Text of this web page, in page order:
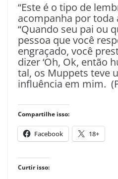
“Este é o tipo de
acompanha por toda
“Quando seu pai ou
pessoa que você
engraçado, você
dizer ‘Oh, Ok, então
tal, os Muppets teve
influência em mim.
Compartilhe isso:
Facebook 18+
Curtir isso: